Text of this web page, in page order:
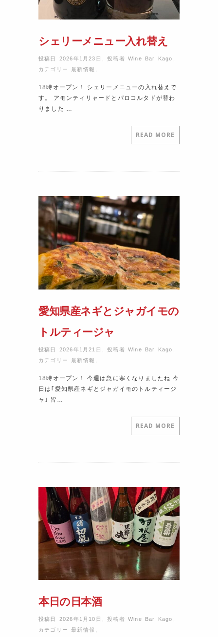
シェリーメニュー入れ替え
投稿日 2026年1月23日 ,投稿者Wine Bar Kago ,
カテゴリー最新情報 ,
18時オープン！ シェリーメニューの入れ替えで
す。 アモンティリャードとパロコルタドが替わ
りました …
READ MORE
愛知県産ネギとジャガイモの
トルティージャ
投稿日 2026年1月21日 ,投稿者Wine Bar Kago
カテゴリー最新情報
18時オープン！ 今週は急に寒くなりましたね 今
日は｢愛知県産ネギとジャガイモのトルティージ
ャ｣ 皆…
READ MORE
本日の日本酒
投稿日 2026年1月10日 ,投稿者Wine Bar Kago
カテゴリー最新情報